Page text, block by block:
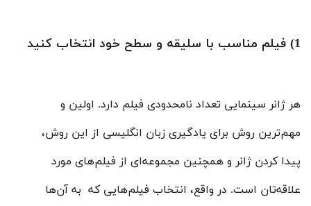
1) فیلم مناسب با سلیقه و سطح خود انتخاب کنید
هر ژانر سینمایی تعداد نامحدودی فیلم دارد. اولین و
مهم‌ترین روش برای یادگیری زبان انگلیسی از این روش،
پیدا کردن ژانر و همچنین مجموعه‌ای از فیلم‌های مورد
علاقه‌تان است. در واقع، انتخاب فیلم‌هایی که به آن‌ها